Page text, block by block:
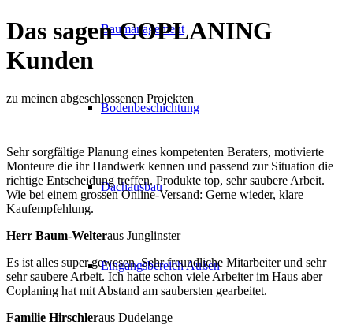
Baumanagement
Bodenbeschichtung
Dachausbau
Eingangsbereich Außen
Das sagenCOPLANING
Kunden
zu meinen abgeschlossenen Projekten
Sehr sorgfältige Planung eines kompetenten Beraters, motivierte
Monteure die ihr Handwerk kennen und passend zur Situation die
richtige Entscheidung treffen. Produkte top, sehr saubere Arbeit.
Wie bei einem grossen Online-Versand: Gerne wieder, klare
Kaufempfehlung.
Herr Baum-Welteraus Junglinster
Es ist alles super gewesen. Sehr freundliche Mitarbeiter und sehr
sehr saubere Arbeit. Ich hatte schon viele Arbeiter im Haus aber
Coplaning hat mit Abstand am saubersten gearbeitet.
Familie Hirschleraus Dudelange